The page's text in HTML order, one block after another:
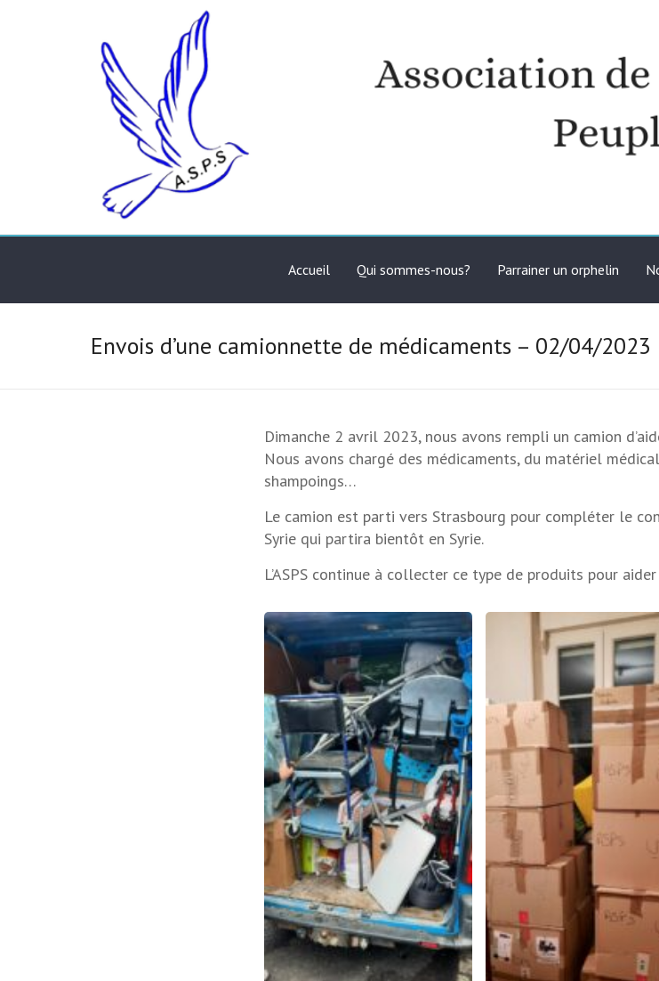
Association de solidarité avec le peuple
Accueil
Qui sommes-nous? Parrainer un orphelin
Envois d’une camionnette de médicaments – 02/04/2023
Dimanche 2 avril 2023, nous avons rempli un camion
Nous avons chargé des médicaments, du matériel
shampoings…
Le camion est parti vers Strasbourg pour compléter le
Syrie qui partira bientôt en Syrie.
L’ASPS continue à collecter ce type de produits pour